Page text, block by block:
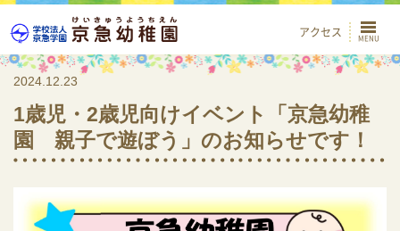
アクセス
2024.12.23
1歳児・2歳児向けイベント「京急幼稚
園 親子で遊ぼう」のお知らせです！